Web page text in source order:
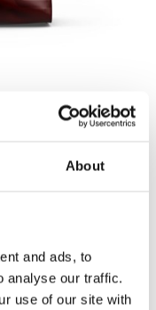
About
and ads, to
analyse our traffic.
use of our site with
en het
aan te passen